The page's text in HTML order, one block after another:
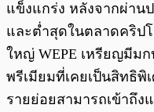
แข็งแกร่ง หลังจากผ่าน
และต่ำสุดในตลาดคริป
ใหญ่ WEPE เหรียญมีมก
พรีเมียมที่เคยเป็นสิทธิพิ
รายย่อยสามารถเข้าถึง